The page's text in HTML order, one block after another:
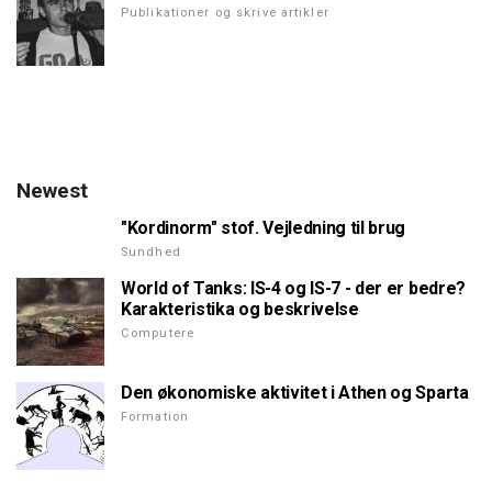
Publikationer og skrive artikler
Newest
"Kordinorm" stof. Vejledning til brug
Sundhed
World of Tanks: IS-4 og IS-7 - der er bedre?
Karakteristika og beskrivelse
Computere
Den økonomiske aktivitet i Athen og Sparta
Formation